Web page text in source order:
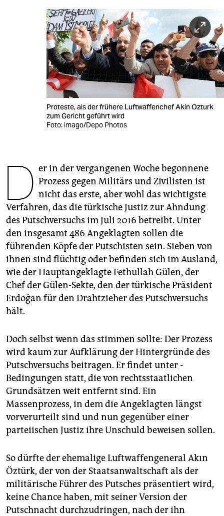
wahrheit
veranstaltungen
genossenschaft
epaper login
Proteste, als der frühere Luftwaffenchef Akin Ozturk
zum Gericht geführt wird
Foto: imago/Depo Photos
D er in der vergangenen Woche begonnene
Prozess gegen Militärs und Zivilisten ist
nicht das erste, aber wohl das wichtigste
Verfahren, das die türkische Justiz zur Ahndung
des Putschversuchs im Juli 2016 betreibt. Unter
den insgesamt 486 Angeklagten sollen die
führenden Köpfe der Putschisten sein. Sieben von
ihnen sind flüchtig oder befinden sich im Ausland,
wie der Hauptangeklagte Fethullah Gülen, der
Chef der Gülen-Sekte, den der türkische Präsident
Erdoğan für den Drahtzieher des Putschversuchs
hält.
Doch selbst wenn das stimmen sollte: Der Prozess
wird kaum zur Aufklärung der Hintergründe des
Putschversuchs beitragen. Er findet unter ­
Bedingungen statt, die von rechtsstaatlichen
Grundsätzen weit entfernt sind. Ein
Massenprozess, in dem die Angeklagten längst
vorverurteilt sind und nun gegenüber einer
parteiischen Justiz ihre Unschuld beweisen sollen.
So dürfte der ehemalige Luftwaffengeneral Akın
Öztürk, der von der Staatsanwaltschaft als der
militärische Führer des Putsches präsentiert wird,
keine Chance haben, mit seiner Version der
Putschnacht durchzudringen, nach der ihn